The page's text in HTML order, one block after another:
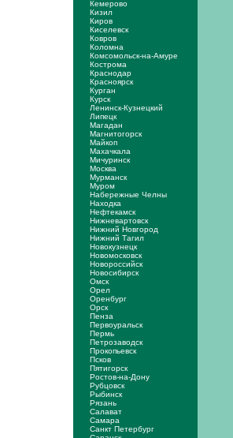
Кемерово
Кизил
Киров
Киселевск
Ковров
Коломна
Комсомольск-на-Амуре
Кострома
Краснодар
Красноярск
Курган
Курск
Ленинск-Кузнецкий
Липецк
Магадан
Магнитогорск
Майкоп
Махачкала
Мичуринск
Москва
Мурманск
Муром
Набережные Челны
Находка
Нефтекамск
Нижневартовск
Нижний Новгород
Нижний Тагил
Новокузнецк
Новомосковск
Новороссийск
Новосибирск
Омск
Орел
Оренбург
Орск
Пенза
Первоуральск
Пермь
Петрозаводск
Прокопьевск
Псков
Пятигорск
Ростов-на-Дону
Рубцовск
Рыбинск
Рязань
Салават
Самара
Санкт Петербург